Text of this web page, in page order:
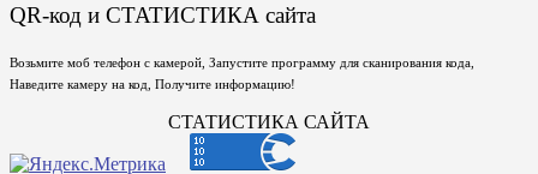
QR-код и СТАТИСТИКА сайта
Возьмите моб телефон с камерой, Запустите программу для сканирования кода,
Наведите камеру на код, Получите информацию!
СТАТИСТИКА САЙТА